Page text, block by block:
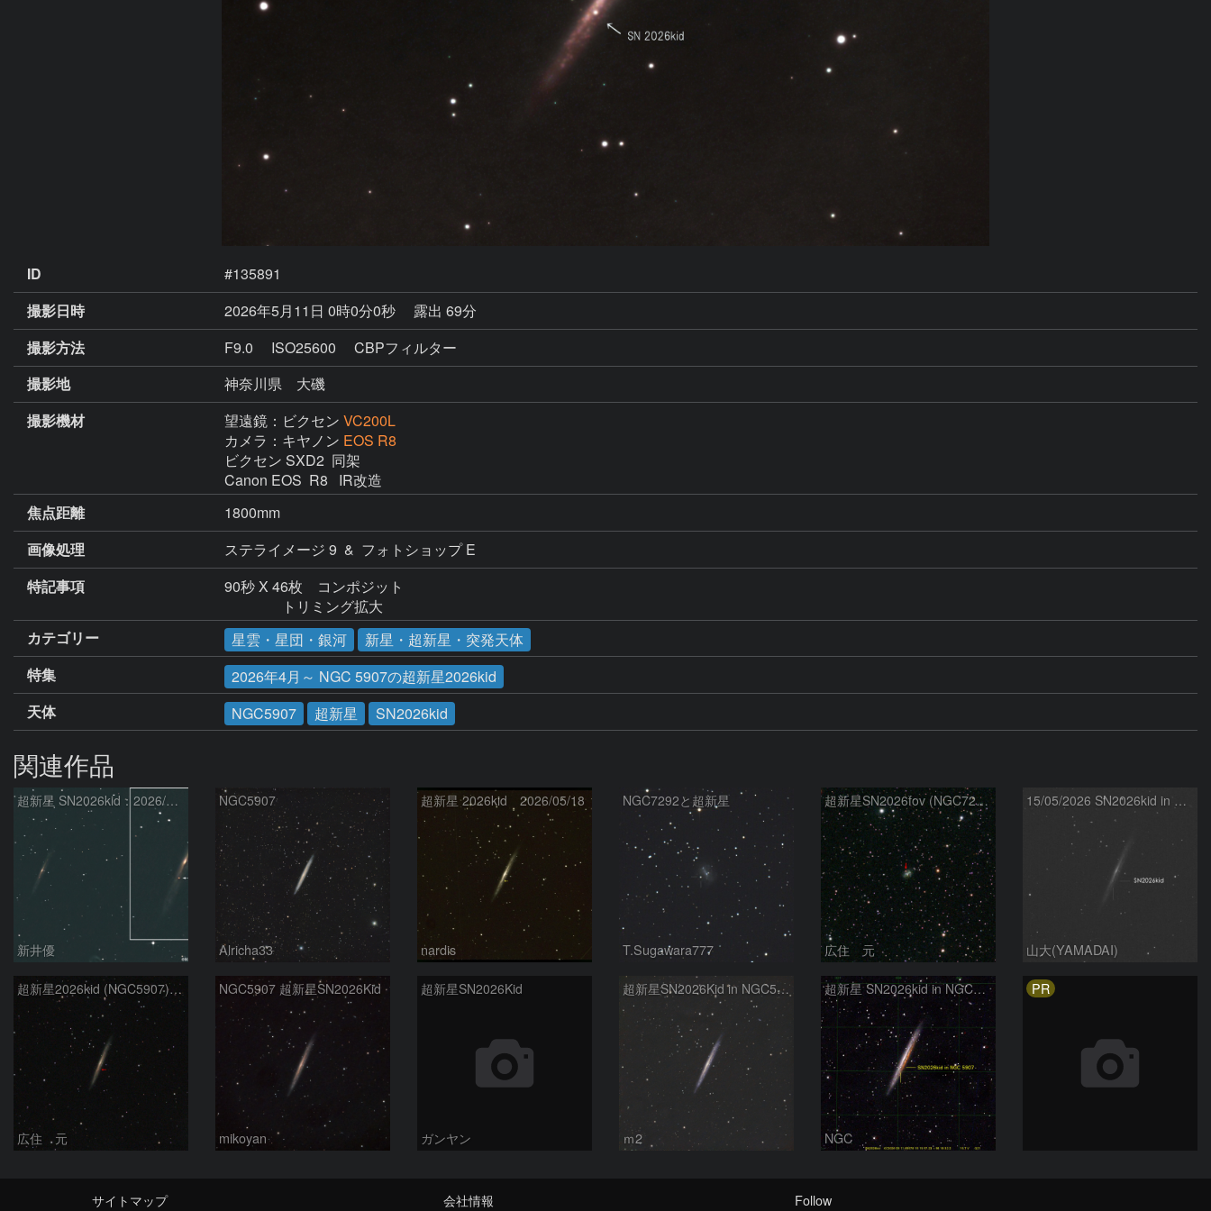
ID
#135891
撮影日時
2026年5月11日 0時0分0秒
露出 69分
撮影方法
F9.0 ISO25600 CBPフィルター
撮影地
神奈川県 大磯
撮影機材
望遠鏡：ビクセン VC200L
カメラ：キヤノン EOS R8
ビクセン SXD2  同架
焦点距離
1800mm
画像処理
ステライメージ 9  &  フォトショップ E
特記事項
90秒 X 46枚　コンポジット
トリミング拡大
カテゴリー
星雲・星団・銀河
新星・超新星・突発天体
特集
2026年4月～ NGC 5907の超新星2026kid
天体
NGC5907 超新星 SN2026kid
関連作品
超新星 SN2026kid：2026/05/18
新井優
NGC5907
Alricha33
超新星 2026kid 2026/05/18
nardis
NGC7292と超新星
T.Sugawara777
超新星SN2026fov (NGC7292) 5/17
広住 元
15/05/2026 SN2026kid in NGC5907
山大(YAMADAI)
超新星2026kid (NGC5907) 5/17
広住 元
NGC5907 超新星SN2026Kid
mikoyan
超新星SN2026Kid
ガンヤン
超新星SN2026Kid in NGC5907
ｍ2
超新星 SN2026kid in NGC5907
NGC
PR
サイトマップ 会社情報 Follow